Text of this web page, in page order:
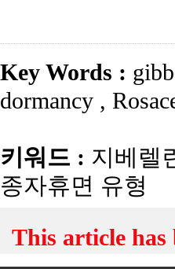
Key Words :
dormancy ,
키워드 : 지베렐
종자휴면 유형
This article has